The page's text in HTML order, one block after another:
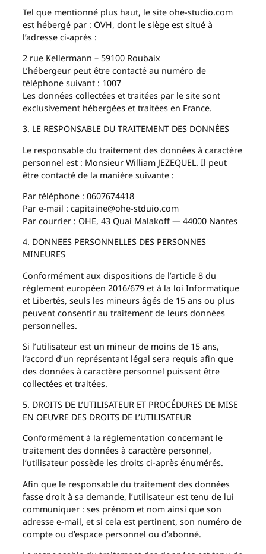
Tel que mentionné plus haut, le site ohe-studio.com
est hébergé par : OVH, dont le siège est situé à
l’adresse ci-après :
2 rue Kellermann – 59100 Roubaix
L’hébergeur peut être contacté au numéro de
téléphone suivant : 1007
Les données collectées et traitées par le site sont
exclusivement hébergées et traitées en France.
3. LE RESPONSABLE DU TRAITEMENT DES DONNÉES
Le responsable du traitement des données à caractère
personnel est : Monsieur William JEZEQUEL. Il peut
être contacté de la manière suivante :
Par téléphone : 0607674418
Par e-mail : capitaine@ohe-stduio.com
Par courrier : OHE, 43 Quai Malakoff — 44000 Nantes
4. DONNEES PERSONNELLES DES PERSONNES
MINEURES
Conformément aux dispositions de l’article 8 du
règlement européen 2016/679 et à la loi Informatique
et Libertés, seuls les mineurs âgés de 15 ans ou plus
peuvent consentir au traitement de leurs données
personnelles.
Si l’utilisateur est un mineur de moins de 15 ans,
l’accord d’un représentant légal sera requis afin que
des données à caractère personnel puissent être
collectées et traitées.
5. DROITS DE L’UTILISATEUR ET PROCÉDURES DE MISE
EN OEUVRE DES DROITS DE L’UTILISATEUR
Conformément à la réglementation concernant le
traitement des données à caractère personnel,
l’utilisateur possède les droits ci-après énumérés.
Afin que le responsable du traitement des données
fasse droit à sa demande, l’utilisateur est tenu de lui
communiquer : ses prénom et nom ainsi que son
adresse e-mail, et si cela est pertinent, son numéro de
compte ou d’espace personnel ou d’abonné.